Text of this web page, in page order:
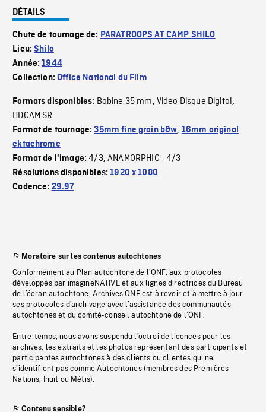
DÉTAILS
Chute de tournage de: PARATROOPS AT CAMP SHILO
Lieu:Shilo
Année:1944
Collection:Office National du Film
Formats disponibles: Bobine 35 mm, Video Disque Digital,
HDCAM SR
Format de tournage:35mm fine grain b&w, 16mm original
ektachrome
Format de l'image:4/3,ANAMORPHIC_4/3
Résolutions disponibles:1920 x 1080
Cadence: 29.97
Moratoire sur les contenus autochtones
Conformément au Plan autochtone de l’ONF, aux protocoles
développés par imagineNATIVE et aux lignes directrices du Bureau
de l’écran autochtone, Archives ONF est à revoir et à mettre à jour
ses protocoles d’archivage avec l’assistance des communautés
autochtones et du comité-conseil autochtone de l’ONF.
Entre-temps, nous avons suspendu l’octroi de licences pour les
archives, les extraits et les photos représentant des participants et
participantes autochtones à des clients ou clientes qui ne
s’identifient pas comme Autochtones (membres des Premières
Nations, Inuit ou Métis).
Contenu sensible?